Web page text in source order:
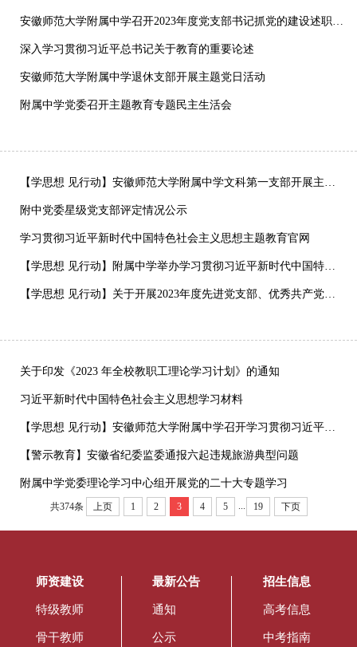
安徽师范大学附属中学召开2023年度党支部书记抓党的建设述职评议考核会
深入学习贯彻习近平总书记关于教育的重要论述
安徽师范大学附属中学退休支部开展主题党日活动
附属中学党委召开主题教育专题民主生活会
【学思想 见行动】安徽师范大学附属中学文科第一支部开展主题教育“三问”交流活动
附中党委星级党支部评定情况公示
学习贯彻习近平新时代中国特色社会主义思想主题教育官网
【学思想 见行动】附属中学举办学习贯彻习近平新时代中国特色社会主义思想主题教育专题党课讲座活动
【学思想 见行动】关于开展2023年度先进党支部、优秀共产党员、优秀党务工作者评选表彰工作的通知
关于印发《2023 年全校教职工理论学习计划》的通知
习近平新时代中国特色社会主义思想学习材料
【学思想 见行动】安徽师范大学附属中学召开学习贯彻习近平新时代中国特色社会主义思想主题教育动员大会
【警示教育】安徽省纪委监委通报六起违规旅游典型问题
附属中学党委理论学习中心组开展党的二十大专题学习
共374条 上页 1 2 3 4 5 19 下页
师资建设
特级教师
骨干教师
最新公告
通知
公示
招生信息
高考信息
中考指南